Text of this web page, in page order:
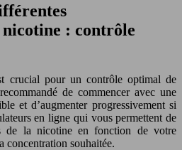
: contrôle
crucial pour un contrôle optimal de
de commencer avec une
et d’augmenter progressivement si
en ligne qui vous permettent de
de la nicotine en fonction de votre
concentration souhaitée.